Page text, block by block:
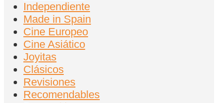
Independiente
Made in Spain
Cine Europeo
Cine Asiático
Joyitas
Clásicos
Revisiones
Recomendables